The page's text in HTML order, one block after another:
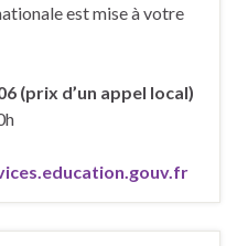
est mise à votre
(prix d’un appel local)